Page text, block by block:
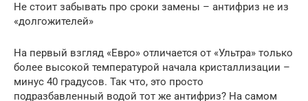
Не стоит забывать про сроки замены – антифриз не из
«долгожителей»
На первый взгляд «Евро» отличается от «Ультра» только
более высокой температурой начала кристаллизации –
минус 40 градусов. Так что, это просто
подразбавленный водой тот же антифриз? На самом